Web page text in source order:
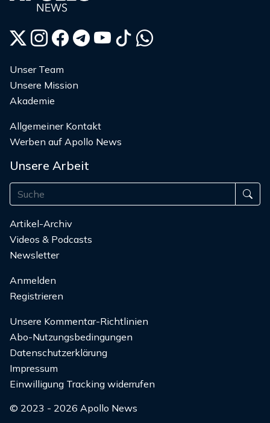
Unser Team
Unsere Mission
Akademie
Allgemeiner Kontakt
Werben auf Apollo News
Unsere Arbeit
Artikel-Archiv
Videos & Podcasts
Newsletter
Anmelden
Registrieren
Unsere Kommentar-Richtlinien
Abo-Nutzungsbedingungen
Datenschutzerklärung
Impressum
Einwilligung Tracking widerrufen
© 2023 - 2026 Apollo News